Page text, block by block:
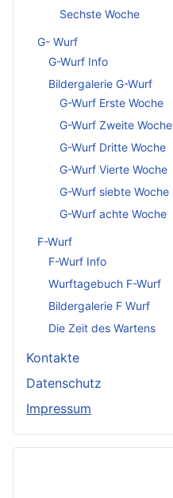
Sechste Woche
G- Wurf
G-Wurf Info
Bildergalerie G-Wurf
G-Wurf Erste Woche
G-Wurf Zweite Woche
G-Wurf Dritte Woche
G-Wurf Vierte Woche
G-Wurf siebte Woche
G-Wurf achte Woche
F-Wurf
F-Wurf Info
Wurftagebuch F-Wurf
Bildergalerie F Wurf
Die Zeit des Wartens
Kontakte
Datenschutz
Impressum